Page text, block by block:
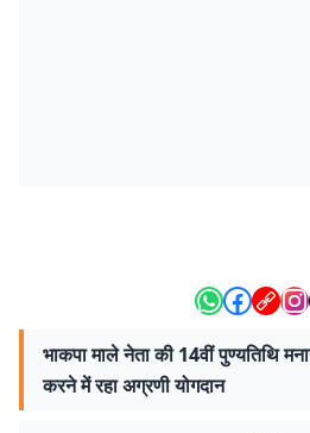
भाकपा माले नेता की 14वीं पुण्यतिथि
करने में रहा अग्रणी योगदान